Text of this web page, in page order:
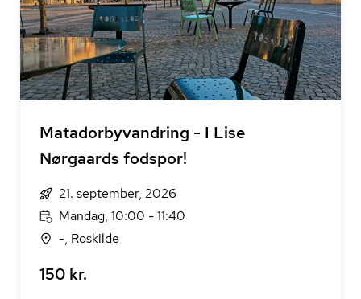
Matadorbyvandring - I Lise
Nørgaards fodspor!
21. september, 2026
Mandag, 10:00 - 11:40
-, Roskilde
150 kr.